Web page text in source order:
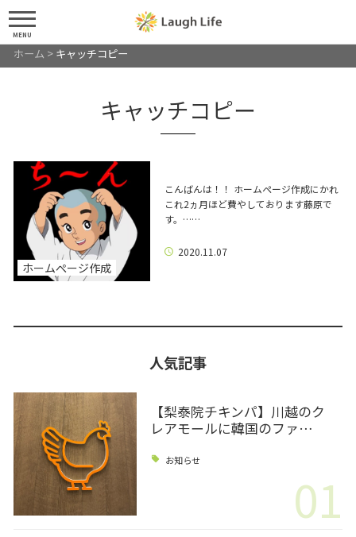
MENU
ホーム > キャッチコピー
キャッチコピー
ホームぺージ作成
こんばんは！！ ホームページ作成にかれ
これ2ヵ月ほど費やしております藤原で
す。……
2020.11.07
人気記事
【梨泰院チキンパ】川越のク
レアモールに韓国のファ…
お知らせ
01